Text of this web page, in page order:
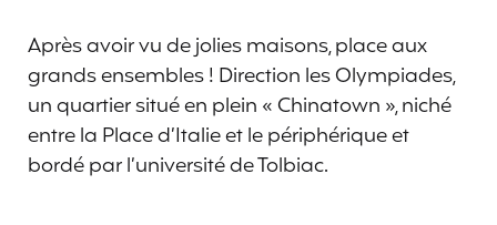
Après avoir vu de jolies maisons, place aux
grands ensembles ! Direction les Olympiades,
un quartier situé en plein « Chinatown », niché
entre la Place d’Italie et le périphérique et
bordé par l’université de Tolbiac.